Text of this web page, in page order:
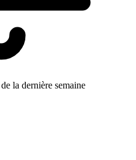
la dernière semaine